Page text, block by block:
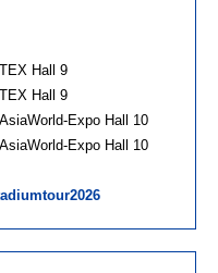
Hall 9
Hall 9
Expo Hall 10
Expo Hall 10